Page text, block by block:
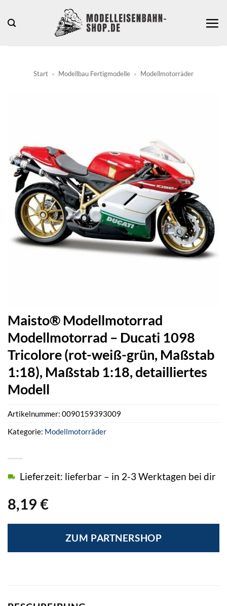
Inhalt
Start » Modellbau Fertigmodelle » Modellmotorräder
Maisto® Modellmotorrad
Modellmotorrad – Ducati 1098
Tricolore (rot-weiß-grün, Maßstab
1:18), Maßstab 1:18, detailliertes
Modell
8,19 €
Lieferzeit: lieferbar – in 2-3 Werktagen bei dir
ZUM PARTNERSHOP
Artikelnummer: 0090159393009
Kategorie: Modellmotorräder